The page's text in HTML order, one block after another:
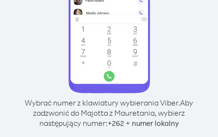
Wybrać numer z klawiatury wybierania Viber.Aby
zadzwonić do Majotta z Mauretania, wybierz
następujący numer:+262+ numer lokalny